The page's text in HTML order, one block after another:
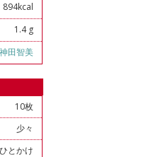
894kcal
1.4 g
神田智美
10枚
少々
ひとかけ